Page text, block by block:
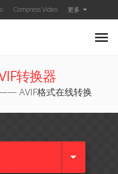
Compress Video 更多
转换器
AVIF格式在线转换